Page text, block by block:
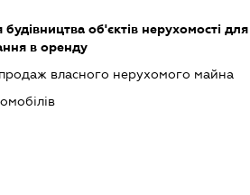
будівництва об'єктів нерухомості для
в оренду
продаж власного нерухомого майна